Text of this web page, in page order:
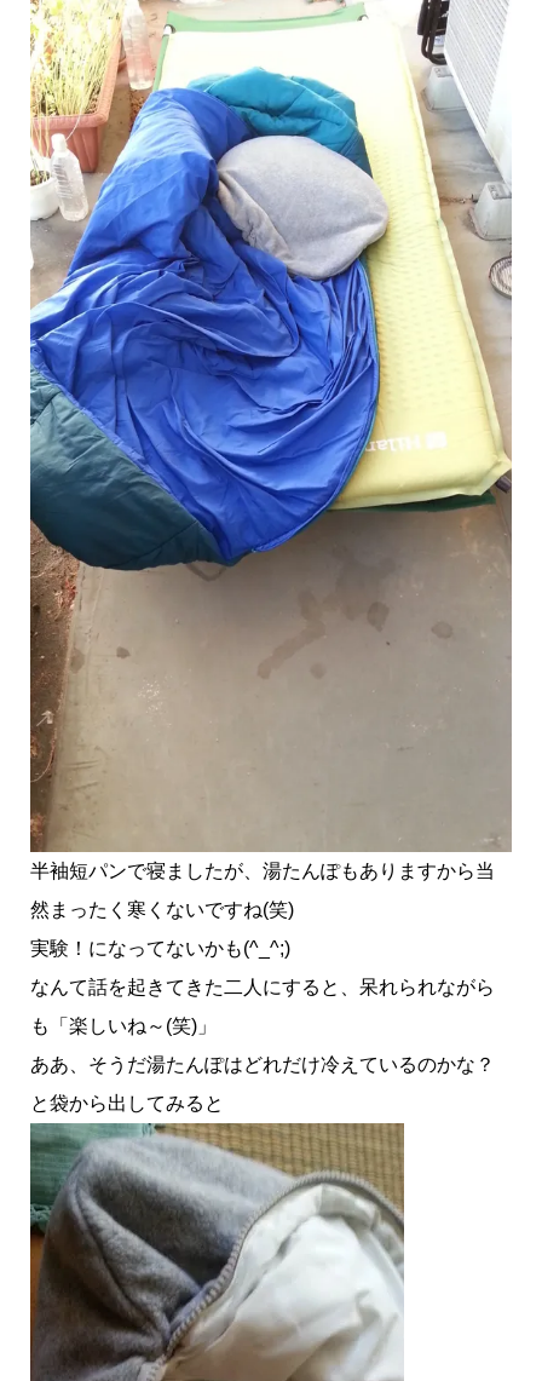
半袖短パンで寝ましたが、湯たんぽもありますから当
然まったく寒くないですね(笑)
実験！になってないかも(^_^;)
なんて話を起きてきた二人にすると、呆れられながら
も「楽しいね～(笑)」
ああ、そうだ湯たんぽはどれだけ冷えているのかな？
と袋から出してみると